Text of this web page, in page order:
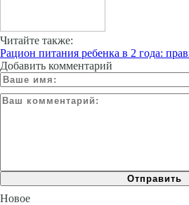
Читайте также:
Рацион питания ребенка в 2 года:
Добавить комментарий
Новое